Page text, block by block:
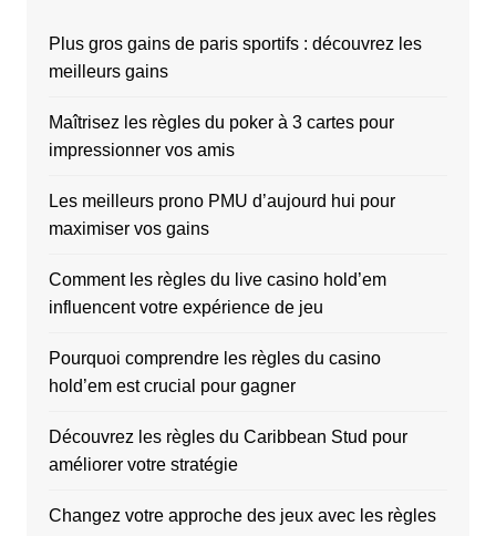
Plus gros gains de paris sportifs : découvrez les
meilleurs gains
Maîtrisez les règles du poker à 3 cartes pour
impressionner vos amis
Les meilleurs prono PMU d’aujourd hui pour
maximiser vos gains
Comment les règles du live casino hold’em
influencent votre expérience de jeu
Pourquoi comprendre les règles du casino
hold’em est crucial pour gagner
Découvrez les règles du Caribbean Stud pour
améliorer votre stratégie
Changez votre approche des jeux avec les règles